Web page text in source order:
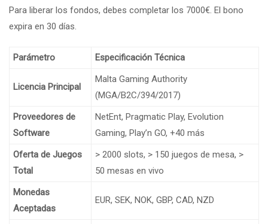
Para liberar los fondos, debes completar los 7000€. El bono
expira en 30 días.
Parámetro Especificación Técnica
Licencia Principal
Malta Gaming Authority
(MGA/B2C/394/2017)
Proveedores de
Software
NetEnt, Pragmatic Play, Evolution
Gaming, Play’n GO, +40 más
Oferta de Juegos
Total
> 2000 slots, > 150 juegos de mesa, >
50 mesas en vivo
Monedas
Aceptadas
EUR, SEK, NOK, GBP, CAD, NZD